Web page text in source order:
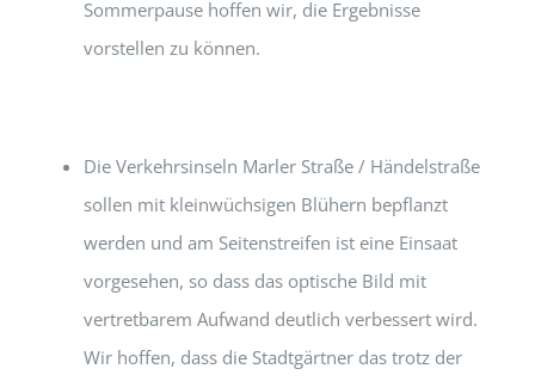
Sommerpause hoffen wir, die Ergebnisse
vorstellen zu können.
Die Verkehrsinseln Marler Straße / Händelstraße
sollen mit kleinwüchsigen Blühern bepflanzt
werden und am Seitenstreifen ist eine Einsaat
vorgesehen, so dass das optische Bild mit
vertretbarem Aufwand deutlich verbessert wird.
Wir hoffen, dass die Stadtgärtner das trotz der